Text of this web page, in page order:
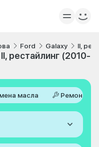
Ford Galaxy II,
рестайлинг (2010-
масла Ремонт